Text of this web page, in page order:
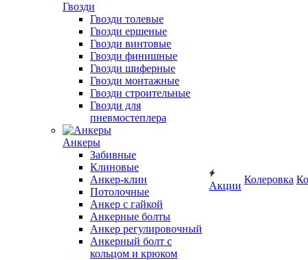
Гвозди
Гвозди толевые
Гвозди ершеные
Гвозди винтовые
Гвозди финишные
Гвозди шиферные
Гвозди монтажные
Гвозди строительные
Гвозди для
пневмостеплера
Анкеры
Забивные
Клиновые
Анкер-клин
Потолочные
Анкер с гайкой
Анкерные болты
Анкер регулировочный
Анкерный болт с
кольцом и крюком
Акции
Колеровка